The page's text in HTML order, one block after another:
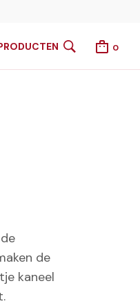
0
de
kaneel